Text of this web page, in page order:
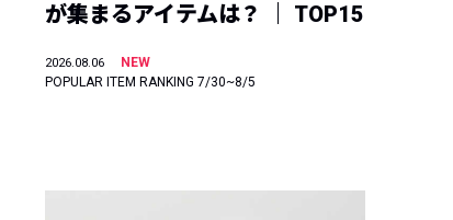
が集まるアイテムは？ ｜ TOP15
2026.08.06
NEW
POPULAR ITEM RANKING 7/30~8/5